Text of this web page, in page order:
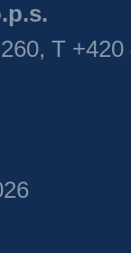
T +420